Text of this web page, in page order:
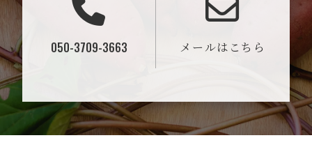
050-3709-3663 メールはこちら